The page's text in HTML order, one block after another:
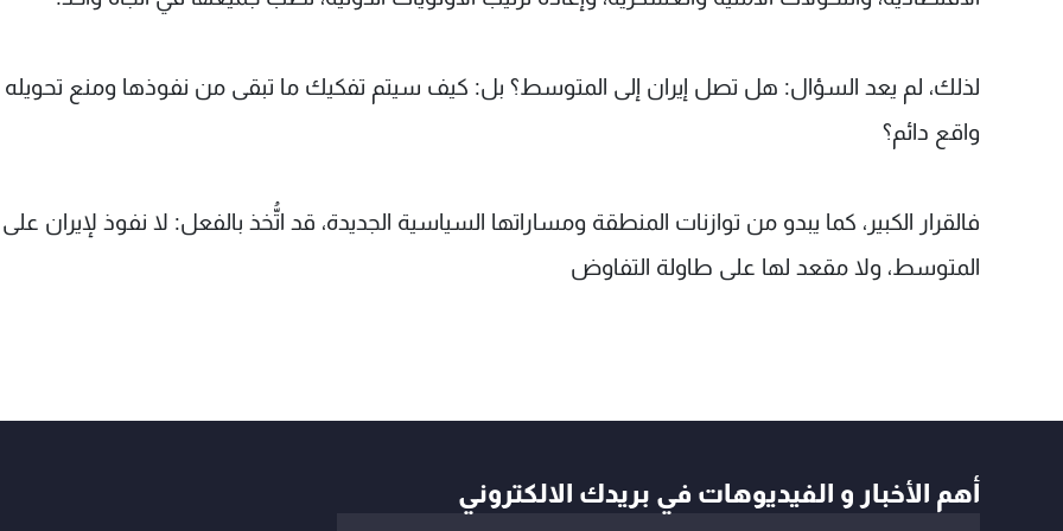
لذلك، لم يعد السؤال: هل تصل إيران إلى المتوسط؟ بل: كيف سيتم تفكيك ما تبقى من نفوذها ومنع تحويله
واقع دائم؟
فالقرار الكبير، كما يبدو من توازنات المنطقة ومساراتها السياسية الجديدة، قد اتُّخذ بالفعل: لا نفوذ لإيران على
المتوسط، ولا مقعد لها على طاولة التفاوض
أهم الأخبار و الفيديوهات في بريدك الالكتروني